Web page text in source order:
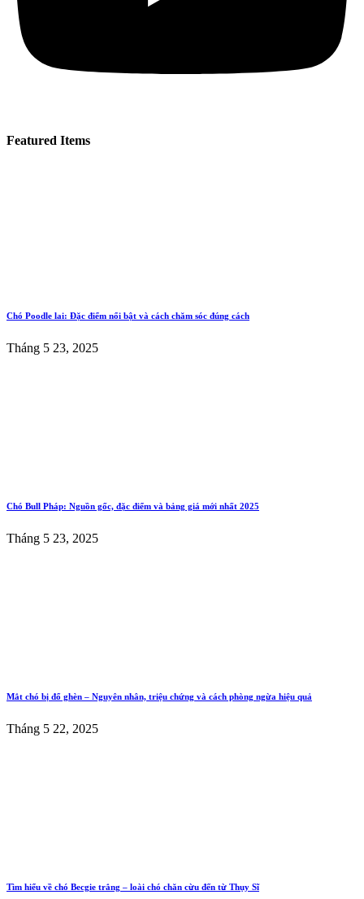
Featured Items
Chó Poodle lai: Đặc điểm nổi bật và cách chăm sóc đúng cách
Tháng 5 23, 2025
Chó Bull Pháp: Nguồn gốc, đặc điểm và bảng giá mới nhất 2025
Tháng 5 23, 2025
Mắt chó bị đổ ghèn – Nguyên nhân, triệu chứng và cách phòng ngừa hiệu quả
Tháng 5 22, 2025
Tìm hiểu về chó Becgie trắng – loài chó chăn cừu đến từ Thụy Sĩ